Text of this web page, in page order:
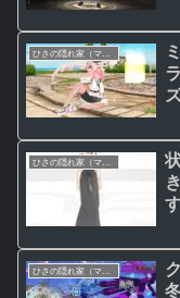
ひさの隠れ家（マビノギ日記）